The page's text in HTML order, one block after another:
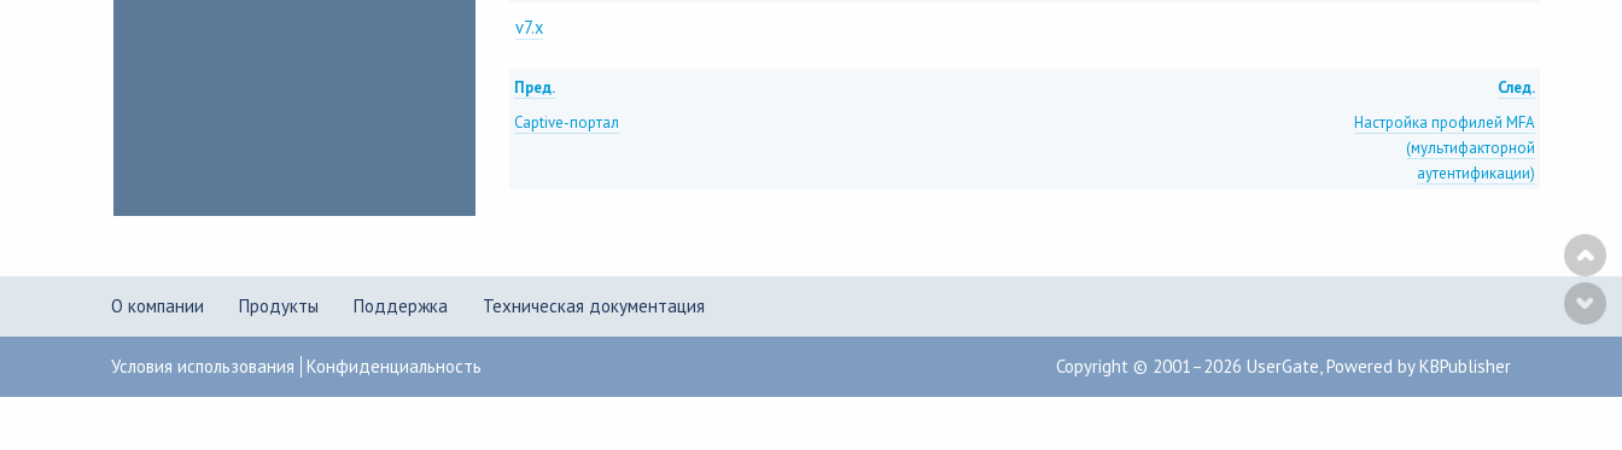
v7.x
Пред.
След.
Captive-портал
Настройка профилей MFA
(мультифакторной
аутентификации)
О компании Продукты Поддержка Техническая документация
Условия использования Конфиденциальность Copyright © 2001–2026 UserGate,Powered by KBPublisher